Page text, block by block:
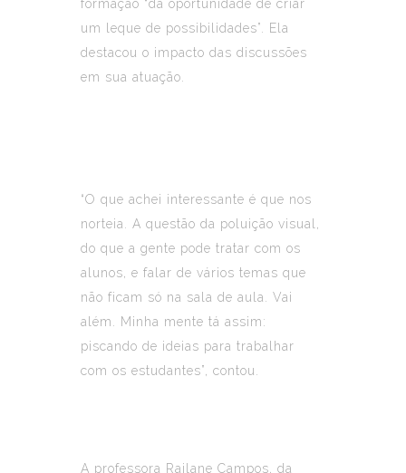
formação “dá oportunidade de criar
um leque de possibilidades”. Ela
destacou o impacto das discussões
em sua atuação.
“O que achei interessante é que nos
norteia. A questão da poluição visual,
do que a gente pode tratar com os
alunos, e falar de vários temas que
não ficam só na sala de aula. Vai
além. Minha mente tá assim:
piscando de ideias para trabalhar
com os estudantes”, contou.
A professora Railane Campos, da